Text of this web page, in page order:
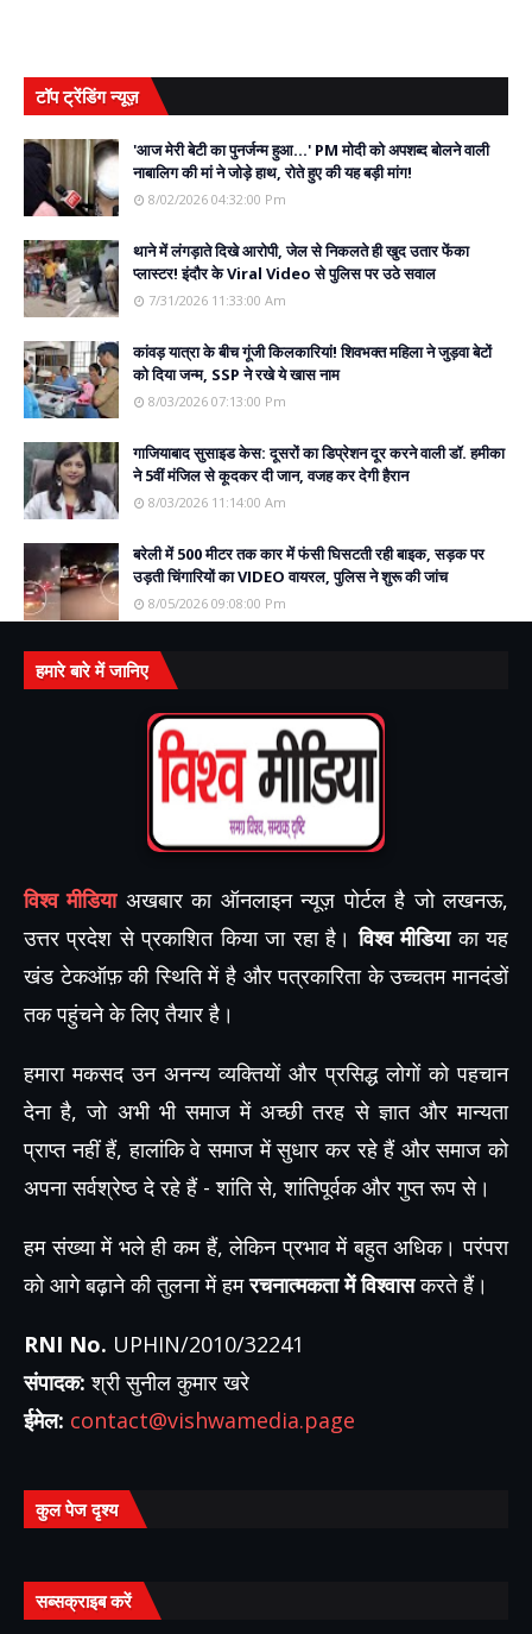
टॉप ट्रेंडिंग न्यूज़
'आज मेरी बेटी का पुनर्जन्म हुआ...' PM मोदी को अपशब्द बोलने वाली
नाबालिग की मां ने जोड़े हाथ, रोते हुए की यह बड़ी मांग!
8/02/2026 04:32:00 Pm
थाने में लंगड़ाते दिखे आरोपी, जेल से निकलते ही खुद उतार फेंका
प्लास्टर! इंदौर के Viral Video से पुलिस पर उठे सवाल
7/31/2026 11:33:00 Am
कांवड़ यात्रा के बीच गूंजी किलकारियां! शिवभक्त महिला ने जुड़वा बेटों
को दिया जन्म, SSP ने रखे ये खास नाम
8/03/2026 07:13:00 Pm
गाजियाबाद सुसाइड केस: दूसरों का डिप्रेशन दूर करने वाली डॉ. हमीका
ने 5वीं मंजिल से कूदकर दी जान, वजह कर देगी हैरान
8/03/2026 11:14:00 Am
बरेली में 500 मीटर तक कार में फंसी घिसटती रही बाइक, सड़क पर
उड़ती चिंगारियों का VIDEO वायरल, पुलिस ने शुरू की जांच
8/05/2026 09:08:00 Pm
हमारे बारे में जानिए
विश्व मीडियाअखबार का ऑनलाइन न्यूज़ पोर्टल है जो लखनऊ,
उत्तर प्रदेश से प्रकाशित किया जा रहा है।विश्व मीडियाका यह
खंड टेकऑफ़ की स्थिति में है और पत्रकारिता के उच्चतम मानदंडों
तक पहुंचने के लिए तैयार है।
हमारा मकसद उन अनन्य व्यक्तियों और प्रसिद्ध लोगों को पहचान
देना है, जो अभी भी समाज में अच्छी तरह से ज्ञात और मान्यता
प्राप्त नहीं हैं, हालांकि वे समाज में सुधार कर रहे हैं और समाज को
अपना सर्वश्रेष्ठ दे रहे हैं - शांति से, शांतिपूर्वक और गुप्त रूप से।
हम संख्या में भले ही कम हैं, लेकिन प्रभाव में बहुत अधिक। परंपरा
को आगे बढ़ाने की तुलना में हमरचनात्मकता में विश्वासकरते हैं।
RNI No. UPHIN/2010/32241
संपादक: श्री सुनील कुमार खरे
ईमेल: contact@vishwamedia.page
कुल पेज दृश्य
सब्सक्राइब करें